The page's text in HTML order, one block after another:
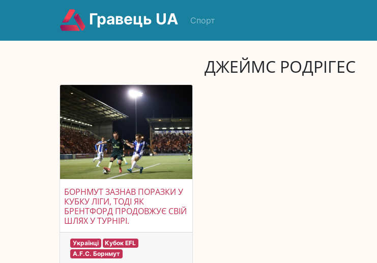
Гравець UA Спорт
ДЖЕЙМС РОДРІГЕС
БОРНМУТ ЗАЗНАВ ПОРАЗКИ У
КУБКУ ЛІГИ, ТОДІ ЯК
БРЕНТФОРД ПРОДОВЖУЄ СВІЙ
ШЛЯХ У ТУРНІРІ.
Українці
Кубок EFL
A.F.C. Борнмут